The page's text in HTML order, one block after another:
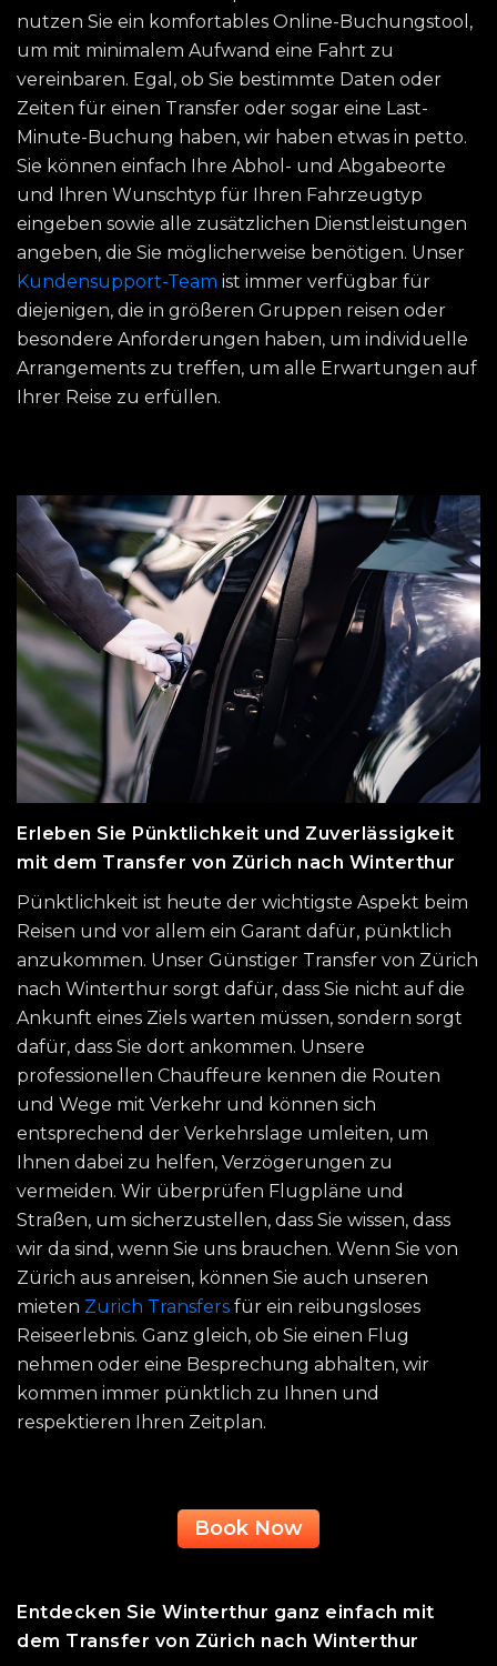
nutzen Sie ein komfortables Online-Buchungstool,
um mit minimalem Aufwand eine Fahrt zu
vereinbaren. Egal, ob Sie bestimmte Daten oder
Zeiten für einen Transfer oder sogar eine Last-
Minute-Buchung haben, wir haben etwas in petto.
Sie können einfach Ihre Abhol- und Abgabeorte
und Ihren Wunschtyp für Ihren Fahrzeugtyp
eingeben sowie alle zusätzlichen Dienstleistungen
angeben, die Sie möglicherweise benötigen. Unser
Kundensupport-Team ist immer verfügbar für
diejenigen, die in größeren Gruppen reisen oder
besondere Anforderungen haben, um individuelle
Arrangements zu treffen, um alle Erwartungen auf
Ihrer Reise zu erfüllen.
Erleben Sie Pünktlichkeit und Zuverlässigkeit
mit dem Transfer von Zürich nach Winterthur
Pünktlichkeit ist heute der wichtigste Aspekt beim
Reisen und vor allem ein Garant dafür, pünktlich
anzukommen. Unser Günstiger Transfer von Zürich
nach Winterthur sorgt dafür, dass Sie nicht auf die
Ankunft eines Ziels warten müssen, sondern sorgt
dafür, dass Sie dort ankommen. Unsere
professionellen Chauffeure kennen die Routen
und Wege mit Verkehr und können sich
entsprechend der Verkehrslage umleiten, um
Ihnen dabei zu helfen, Verzögerungen zu
vermeiden. Wir überprüfen Flugpläne und
Straßen, um sicherzustellen, dass Sie wissen, dass
wir da sind, wenn Sie uns brauchen. Wenn Sie von
Zürich aus anreisen, können Sie auch unseren
mieten Zurich Transfers für ein reibungsloses
Reiseerlebnis. Ganz gleich, ob Sie einen Flug
nehmen oder eine Besprechung abhalten, wir
kommen immer pünktlich zu Ihnen und
respektieren Ihren Zeitplan.
Book Now
Entdecken Sie Winterthur ganz einfach mit
dem Transfer von Zürich nach Winterthur